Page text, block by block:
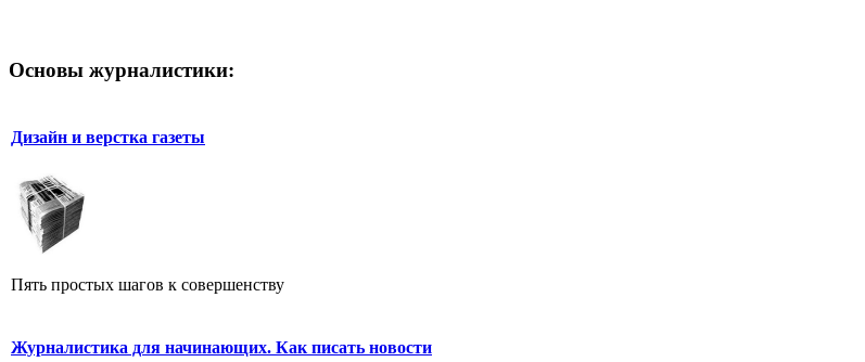
Основы журналистики:
Дизайн и верстка газеты
Пять простых шагов к совершенству
Журналистика для начинающих. Как писать новости